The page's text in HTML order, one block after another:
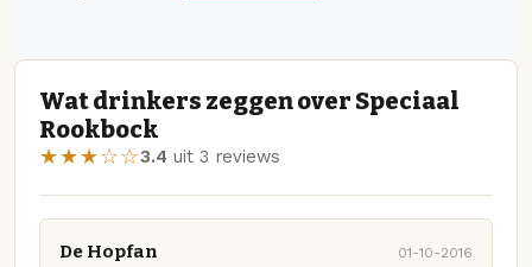
Wat drinkers zeggen over Speciaal
Rookbock
★★★☆☆3.4 uit 3 reviews
De Hopfan 01-10-2016